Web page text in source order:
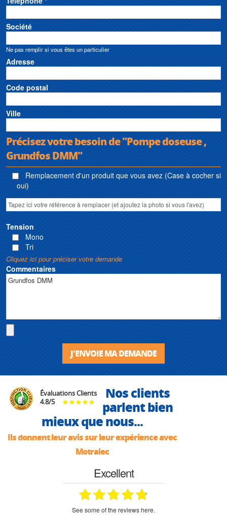
Société
Ne pas remplir si vous êtes un particulier
Adresse
Code postal
Ville
Précisez votre besoin de "Pompe doseuse ,
Grundfos DMM"
Remplacement d'un produit que vous avez (Case à cocher si
oui)
Tension
Mono
Tri
Cliquez ici pour préciser votre demande
Commentaires
J'ENVOIE MA DEMANDE
Évaluations Clients
4.8/5
Nos clients
parlent bien
mieux que nous...
Ils donnent leur avis sur leur expérience avec
Motralec
Excellent
see some of the reviews here.